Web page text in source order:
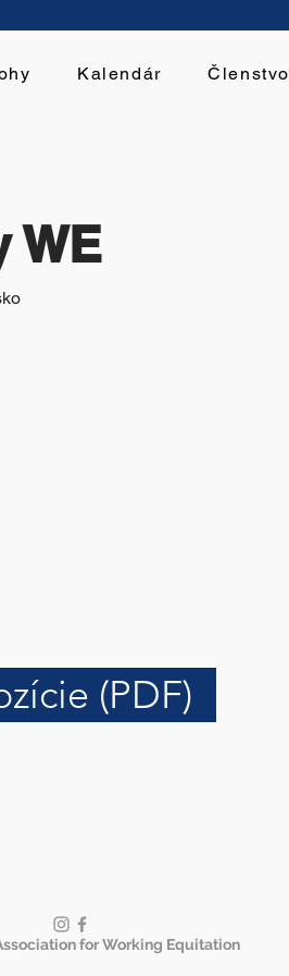
Kalendár Členstvo
WE
(PDF)
for Working Equitation